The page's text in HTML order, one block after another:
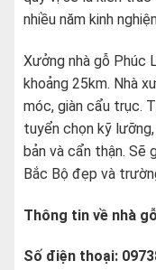
nhiều năm kinh
Xưởng nhà gỗ Phúc
khoảng 25km. Nhà
móc, giàn cẩu trục.
tuyển chọn kỹ
bản và cẩn thận. Sẽ
Bắc Bộ đẹp và
Thông tin về nhà
Số điện thoại: